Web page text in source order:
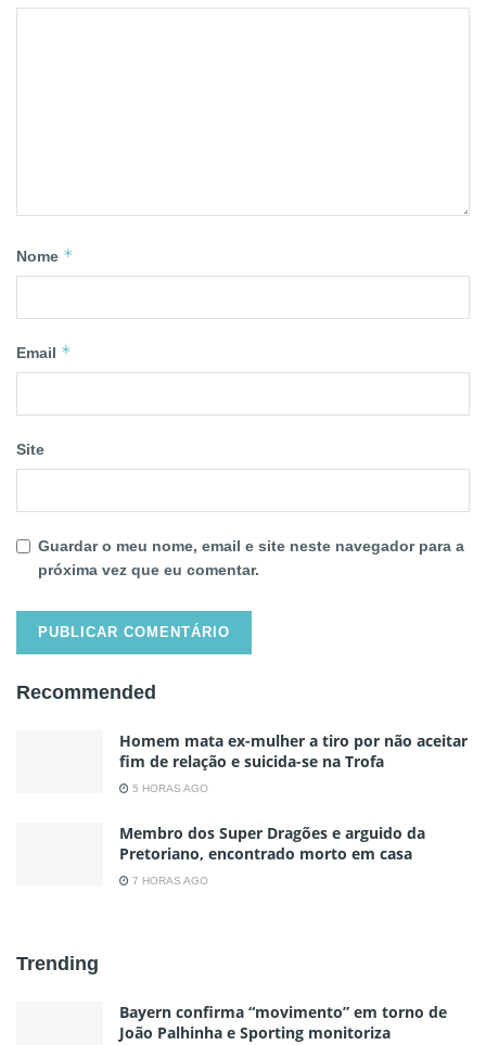
Nome *
Email *
Site
Guardar o meu nome, email e site neste navegador para a
próxima vez que eu comentar.
Recommended
Homem mata ex-mulher a tiro por não aceitar
fim de relação e suicida-se na Trofa
5 HORAS AGO
Membro dos Super Dragões e arguido da
Pretoriano, encontrado morto em casa
7 HORAS AGO
Trending
Bayern confirma “movimento” em torno de
João Palhinha e Sporting monitoriza